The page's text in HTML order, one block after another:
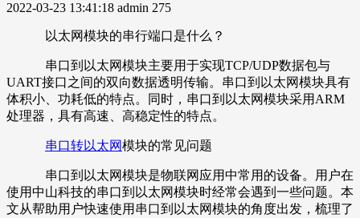
2022-03-23 13:41:18 admin 275
以太网模块的串行端口是什么？
串口到以太网模块主要用于实现TCP/UDP数据包与
UART接口之间的双向数据透明传输。串口到以太网模块具有
体积小、功耗低的特点。同时，串口到以太网模块采用ARM
处理器，具有高速、高稳定性的特点。
串口转以太网模块的常见问题
串口到以太网模块是物联网应用中常用的设备。用户在
使用中山科技的串口到以太网模块时经常会遇到一些问题。本
文从帮助用户快速使用串口到以太网模块的角度出发，梳理了